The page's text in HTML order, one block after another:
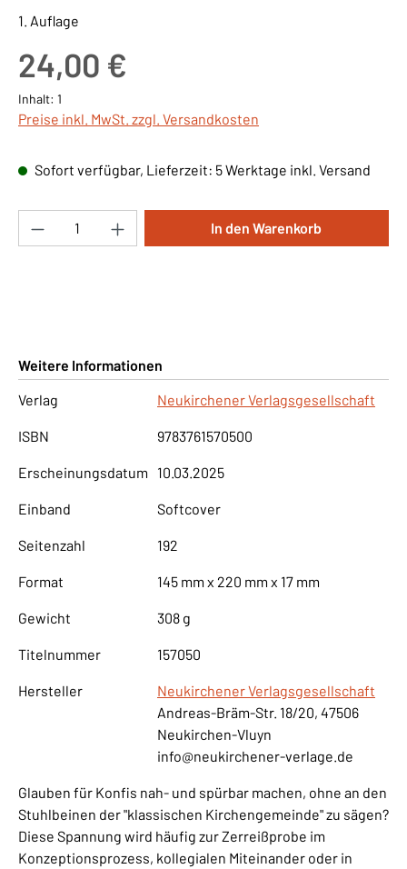
1. Auflage
24,00 €
Inhalt: 1
Preise inkl. MwSt. zzgl. Versandkosten
Sofort verfügbar, Lieferzeit: 5 Werktage inkl. Versand
Produkt Anzahl: Gib den gewünschten
In den Warenkorb
Weitere Informationen
Verlag
Neukirchener Verlagsgesellschaft
ISBN 9783761570500
Erscheinungsdatum 10.03.2025
Einband Softcover
Seitenzahl 192
Format 145 mm x 220 mm x 17 mm
Gewicht 308 g
Titelnummer 157050
Hersteller
Neukirchener Verlagsgesellschaft
Andreas-Bräm-Str. 18/20, 47506
Neukirchen-Vluyn
info@neukirchener-verlage.de
Glauben für Konfis nah- und spürbar machen, ohne an den
Stuhlbeinen der "klassischen Kirchengemeinde" zu sägen?
Diese Spannung wird häufig zur Zerreißprobe im
Konzeptionsprozess, kollegialen Miteinander oder in